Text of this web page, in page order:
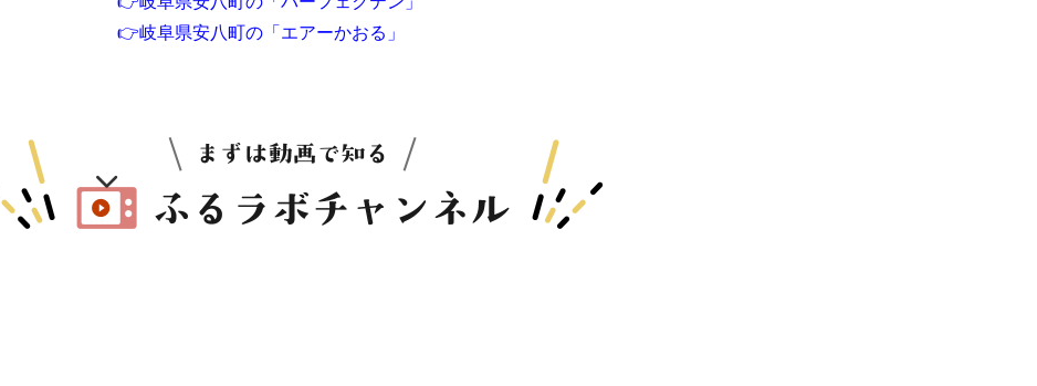
👉岐阜県安八町の「エアーかおる」